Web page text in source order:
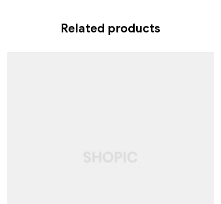
Related products